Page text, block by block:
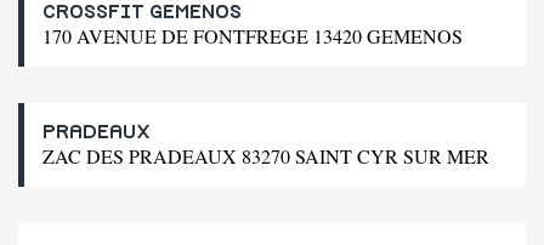
CROSSFIT GEMENOS
170 AVENUE DE FONTFREGE 13420 GEMENOS
PRADEAUX
ZAC DES PRADEAUX 83270 SAINT CYR SUR MER